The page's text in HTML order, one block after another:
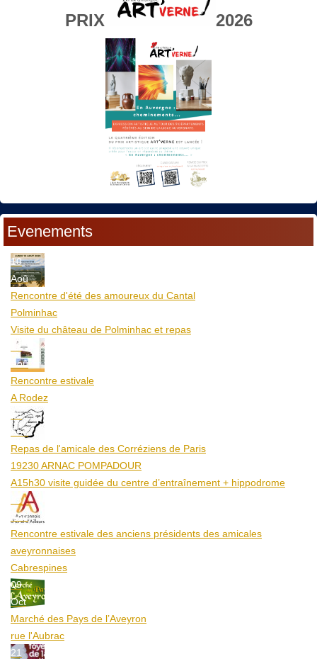
PRIX 2026
Evenements
10
Aoû
Rencontre d'été des amoureux du Cantal
Polminhac
Visite du château de Polminhac et repas
12
Aoû
Rencontre estivale
A Rodez
23
Aoû
Repas de l'amicale des Corréziens de Paris
19230 ARNAC POMPADOUR
A15h30 visite guidée du centre d’entraînement + hippodrome
25
Aoû
Rencontre estivale des anciens présidents des amicales
aveyronnaises
Cabrespines
09
Oct
Marché des Pays de l’Aveyron
rue l'Aubrac
21